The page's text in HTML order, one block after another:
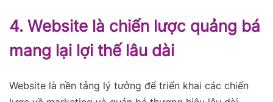
4. Website là chiến lược quảng bá
mang lại lợi thế lâu dài
Website là nền tảng lý tưởng để triển khai các chiến